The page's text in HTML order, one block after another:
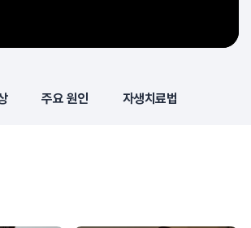
주요 원인 자생치료법